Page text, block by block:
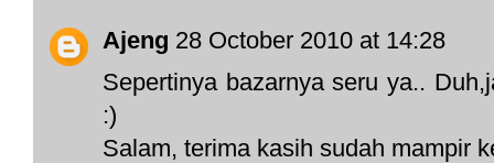
Ajeng 28 October 2010 at 14:28
Sepertinya bazarnya seru ya..
:)
Salam, terima kasih sudah mampir